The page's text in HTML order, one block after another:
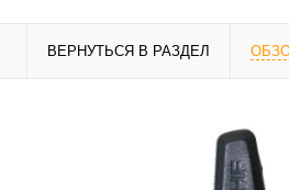
ВЕРНУТЬСЯ В РАЗДЕЛ